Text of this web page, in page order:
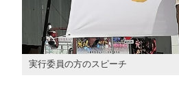
実行委員の方のスピーチ